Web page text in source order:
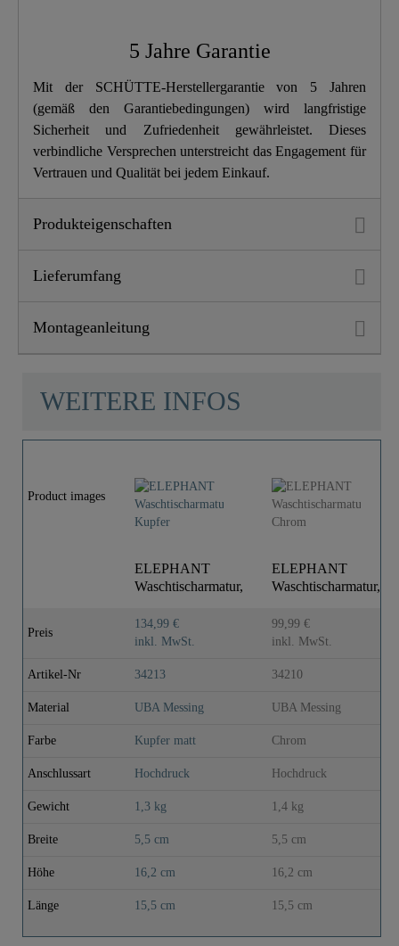
5 Jahre Garantie
Mit der SCHÜTTE-Herstellergarantie von 5 Jahren
(gemäß den Garantiebedingungen) wird langfristige
Sicherheit und Zufriedenheit gewährleistet. Dieses
verbindliche Versprechen unterstreicht das Engagement für
Vertrauen und Qualität bei jedem Einkauf.
Produkteigenschaften
Lieferumfang
Montageanleitung
WEITERE INFOS
Product images
ELEPHANT
Waschtischarmatur,
ELEPHANT
Waschtischarmatur,
Preis
134,99 €
inkl. MwSt.
99,99 €
inkl. MwSt.
Artikel-Nr 34213 34210
Material UBA Messing UBA Messing
Farbe Kupfer matt Chrom
Anschlussart Hochdruck Hochdruck
Gewicht 1,3 kg 1,4 kg
Breite 5,5 cm 5,5 cm
Höhe 16,2 cm 16,2 cm
Länge 15,5 cm 15,5 cm